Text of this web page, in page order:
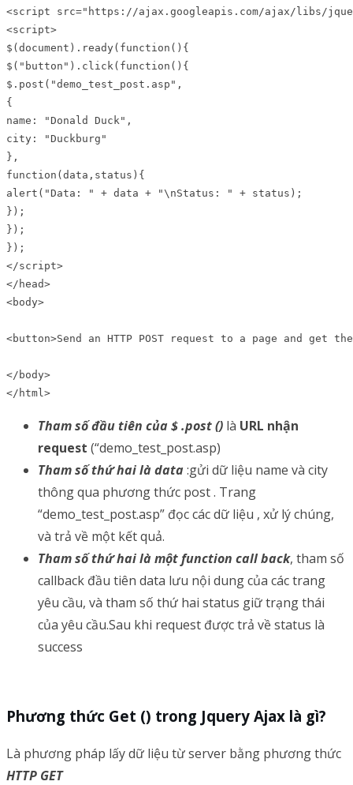
<script src="https://ajax.googleapis.com/ajax/libs/
<script>
$(document).ready(function(){
$("button").click(function(){
$.post("demo_test_post.asp",
{
name: "Donald Duck",
city: "Duckburg"
},
function(data,status){
alert("Data: " + data + "\nStatus: " + status);
});
});
});
</script>
</head>
<body>
<button>Send an HTTP POST request to a page and get
</body>
</html>
Tham số đầu tiên của $ .post () là URL nhận
request (“demo_test_post.asp)
Tham số thứ hai là data:gửi dữ liệu name và city
thông qua phương thức post . Trang
“demo_test_post.asp” đọc các dữ liệu , xử lý chúng,
và trả về một kết quả.
Tham số thứ hai là một function call back, tham số
callback đầu tiên data lưu nội dung của các trang
yêu cầu, và tham số thứ hai status giữ trạng thái
của yêu cầu.Sau khi request được trả về status là
success
Phương thức Get () trong Jquery Ajax là gì?
Là phương pháp lấy dữ liệu từ server bằng phương thức
HTTP GET